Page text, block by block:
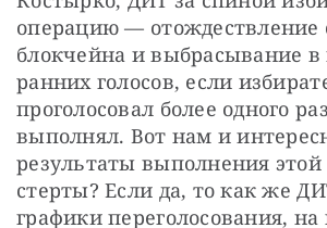
операцию — отождествление
блокчейна и выбрасывание в
ранних голосов, если
проголосовал более одного
выполнял. Вот нам и
результаты выполнения
стерты? Если да, то как же
графики переголосования, на